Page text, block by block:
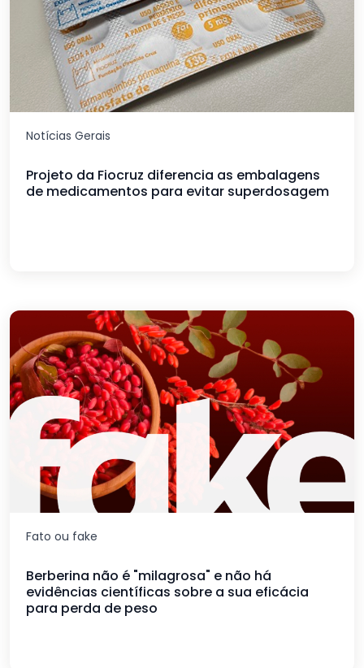
Notícias Gerais
Projeto da Fiocruz diferencia as embalagens
de medicamentos para evitar superdosagem
Fato ou fake
Berberina não é "milagrosa" e não há
evidências científicas sobre a sua eficácia
para perda de peso